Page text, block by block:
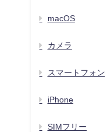
macOS
カメラ
スマートフォン
iPhone
SIMフリー